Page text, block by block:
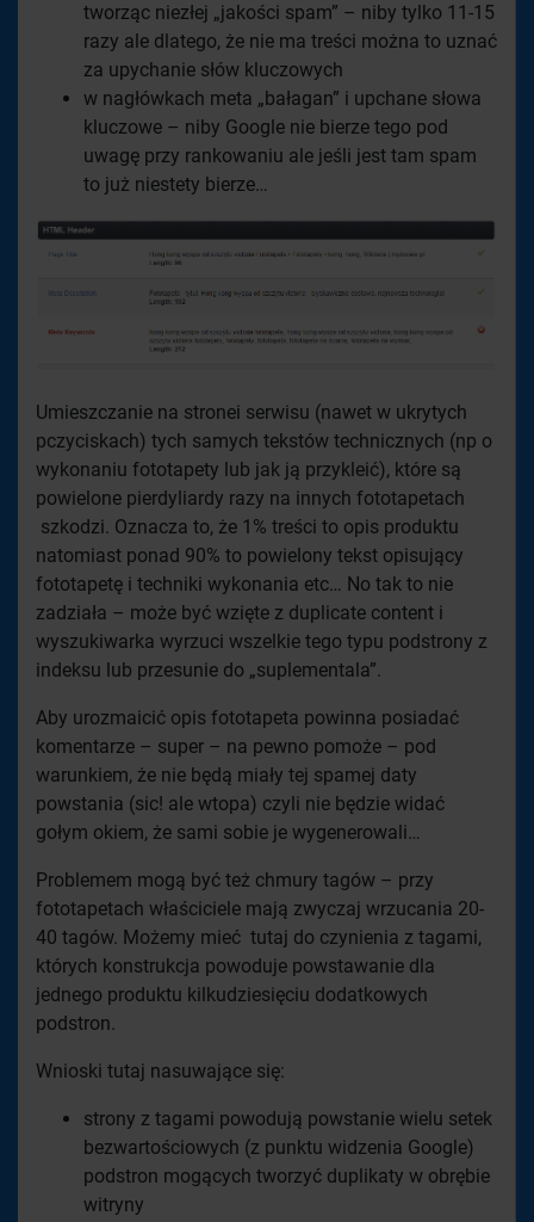
tworząc niezłej „jakości spam” – niby tylko 11-15
razy ale dlatego, że nie ma treści można to uznać
za upychanie słów kluczowych
w nagłówkach meta „bałagan” i upchane słowa
kluczowe – niby Google nie bierze tego pod
uwagę przy rankowaniu ale jeśli jest tam spam
to już niestety bierze…
Umieszczanie na stronei serwisu (nawet w ukrytych
pczyciskach) tych samych tekstów technicznych (np o
wykonaniu fototapety lub jak ją przykleić), które są
powielone pierdyliardy razy na innych fototapetach
szkodzi. Oznacza to, że 1% treści to opis produktu
natomiast ponad 90% to powielony tekst opisujący
fototapetę i techniki wykonania etc… No tak to nie
zadziała – może być wzięte z duplicate content i
wyszukiwarka wyrzuci wszelkie tego typu podstrony z
indeksu lub przesunie do „suplementala”.
Aby urozmaicić opis fototapeta powinna posiadać
komentarze – super – na pewno pomoże – pod
warunkiem, że nie będą miały tej spamej daty
powstania (sic! ale wtopa) czyli nie będzie widać
gołym okiem, że sami sobie je wygenerowali…
Problemem mogą być też chmury tagów – przy
fototapetach właściciele mają zwyczaj wrzucania 20-
40 tagów. Możemy mieć tutaj do czynienia z tagami,
których konstrukcja powoduje powstawanie dla
jednego produktu kilkudziesięciu dodatkowych
podstron.
Wnioski tutaj nasuwające się:
strony z tagami powodują powstanie wielu setek
bezwartościowych (z punktu widzenia Google)
podstron mogących tworzyć duplikaty w obrębie
witryny